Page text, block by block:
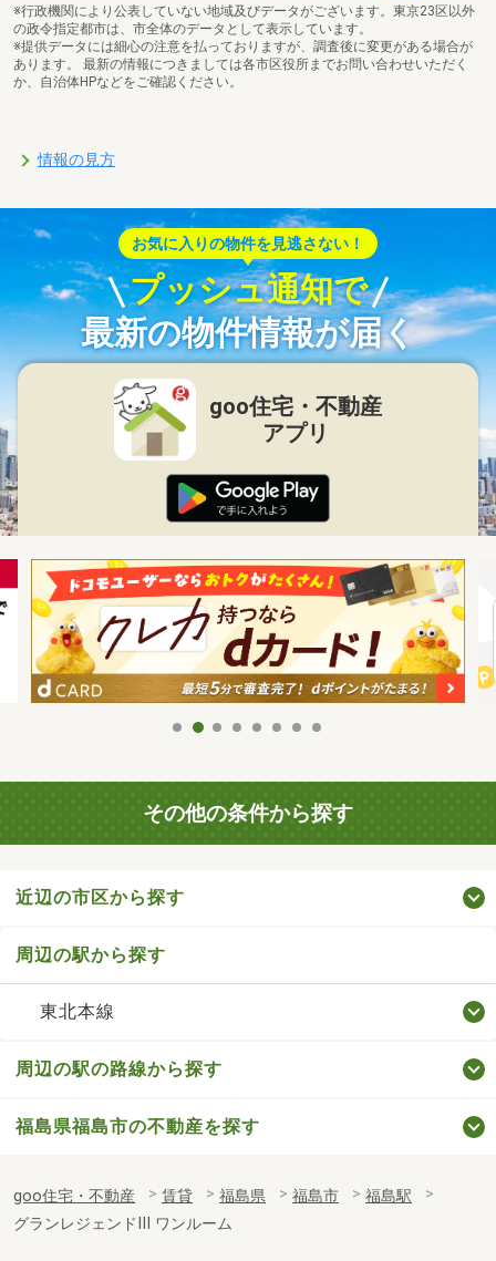
※行政機関により公表していない地域及びデータがございます。東京23区以外
の政令指定都市は、市全体のデータとして表示しています。
※提供データには細心の注意を払っておりますが、調査後に変更がある場合が
あります。 最新の情報につきましては各市区役所までお問い合わせいただく
か、自治体HPなどをご確認ください。
情報の見方
お気に入りの物件を見逃さない！
プッシュ通知で
最新の物件情報が届く
goo住宅・不動産
アプリ
その他の条件から探す
近辺の市区から探す
周辺の駅から探す
東北本線
周辺の駅の路線から探す
福島県福島市の不動産を探す
goo住宅・不動産 賃貸 福島県 福島市
福島駅
グランレジェンドⅢ ワンルーム